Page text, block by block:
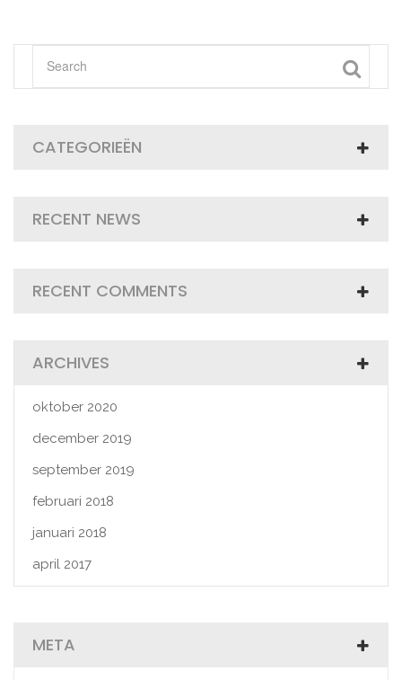
CATEGORIEËN
RECENT NEWS
RECENT COMMENTS
ARCHIVES
oktober 2020
december 2019
september 2019
februari 2018
januari 2018
april 2017
META